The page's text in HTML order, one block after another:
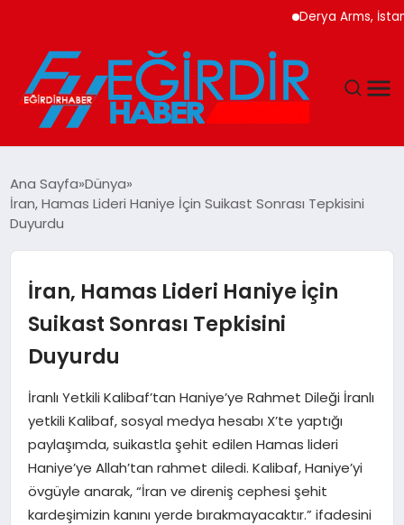
Derya Arms,
EĞITIM
MAGAZIN
SIYASET
SPOR
TEKNOLOJI
Ana Sayfa Dünya
İran, Hamas Lideri Haniye İçin Suikast Sonrası Tepkisini
Duyurdu
İran, Hamas Lideri Haniye İçin
Suikast Sonrası Tepkisini
Duyurdu
İranlı Yetkili Kalibaf’tan Haniye’ye Rahmet Dileği İranlı
yetkili Kalibaf, sosyal medya hesabı X’te yaptığı
paylaşımda, suikastla şehit edilen Hamas lideri
Haniye’ye Allah’tan rahmet diledi. Kalibaf, Haniye’yi
övgüyle anarak, “İran ve direniş cephesi şehit
kardeşimizin kanını yerde bırakmayacaktır.” ifadesini